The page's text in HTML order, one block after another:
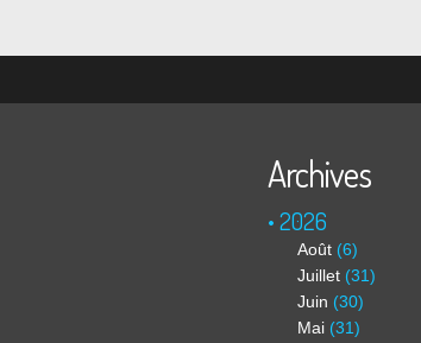
Archives
2026
Août (6)
Juillet (31)
Juin (30)
Mai (31)